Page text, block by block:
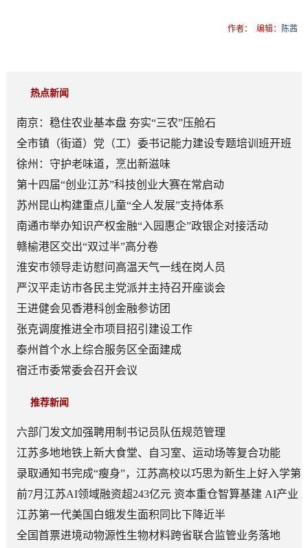
作者： 编辑： 陈茜
热点新闻
南京：稳住农业基本盘 夯实“三农”压舱石
全市镇（街道）党（工）委书记能力建设专题培训班开班
徐州：守护老味道，烹出新滋味
第十四届“创业江苏”科技创业大赛在常启动
苏州昆山构建重点儿童“全人发展”支持体系
南通市举办知识产权金融“入园惠企”政银企对接活动
赣榆港区交出“双过半”高分卷
淮安市领导走访慰问高温天气一线在岗人员
严汉平走访市各民主党派并主持召开座谈会
王进健会见香港科创金融参访团
张克调度推进全市项目招引建设工作
泰州首个水上综合服务区全面建成
宿迁市委常委会召开会议
推荐新闻
六部门发文加强聘用制书记员队伍规范管理
江苏多地地铁上新大食堂、自习室、运动场等复合功能
——从“客流通道”到“生活场景”
录取通知书完成“瘦身”，江苏高校以巧思为新生上好入学第
一课
前7月江苏AI领域融资超243亿元 资本重仓智算基建 AI产业
底盘夯实
江苏第一代美国白蛾发生面积同比下降近半
全国首票进境动物源性生物材料跨省联合监管业务落地